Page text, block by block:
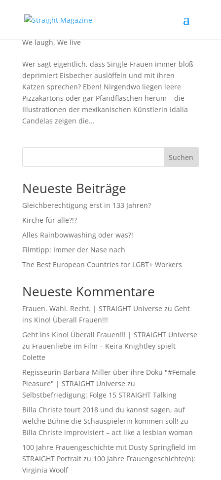
We laugh,We live
Wer sagt eigentlich, dass Single-Frauen immer bloß
deprimiert Eisbecher auslöffeln und mit ihren
Katzen sprechen? Eben! Nirgendwo liegen leere
Pizzakartons oder gar Pfandflaschen herum – die
Illustrationen der mexikanischen Künstlerin Idalia
Candelas zeigen die...
Suchen
Neueste Beiträge
Gleichberechtigung erst in 133 Jahren?
Kirche für alle?!?
Alles Rainbowwashing oder was?!
Filmtipp: Immer der Nase nach
The Best European Countries for LGBT+ Workers
Neueste Kommentare
Frauen. Wahl. Recht. | STRAIGHT Universe zu Geht
ins Kino! Überall Frauen!!!
Geht ins Kino! Überall Frauen!!! | STRAIGHT Universe
zu Frauenliebe im Film – Keira Knightley spielt
Colette
Regisseurin Barbara Miller über ihre Doku "#Female
Pleasure" | STRAIGHT Universe zu
Selbstbefriedigung: Folge 15 STRAIGHT Talking
Billa Christe tourt 2018 und du kannst sagen, auf
welche Bühne die Schauspielerin kommen soll! zu
Billa Christe improvisiert – act like a lesbian woman
100 Jahre Frauengeschichte mit Dusty Springfield im
STRAIGHT Portraitzu 100 Jahre Frauengeschichte(n):
Virginia Woolf